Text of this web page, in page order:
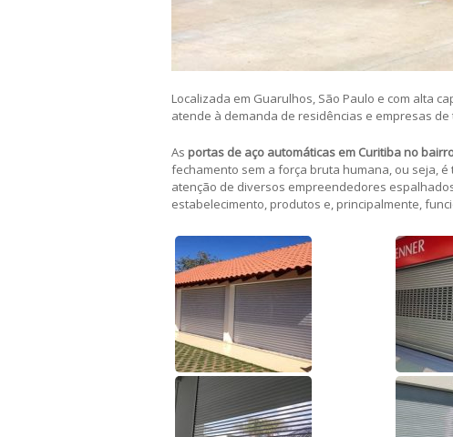
Localizada em Guarulhos, São Paulo e com alta
atende à demanda de residências e empresas
As portas de aço automáticas em Curitiba no
fechamento sem a força bruta humana, ou seja,
atenção de diversos empreendedores
estabelecimento, produtos e, principalmente,